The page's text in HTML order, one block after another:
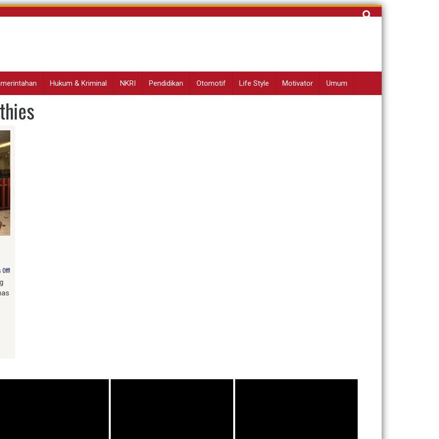
Cari
Hukum & Kriminal NKRI Pendidikan Otomotif Life Style Motivator Umum